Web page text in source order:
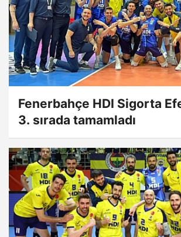
Fenerbahçe HDI Sigorta
3. sırada tamamladı